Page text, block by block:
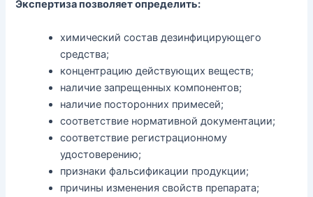
Экспертиза позволяет определить:
химический состав дезинфицирующего
средства;
концентрацию действующих веществ;
наличие запрещенных компонентов;
наличие посторонних примесей;
соответствие нормативной документации;
соответствие регистрационному
удостоверению;
признаки фальсификации продукции;
причины изменения свойств препарата;